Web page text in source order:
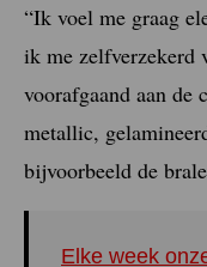
“Ik voel me graag
ik me zelfverzekerd
voorafgaand aan de
metallic,
bijvoorbeeld de
Elke week